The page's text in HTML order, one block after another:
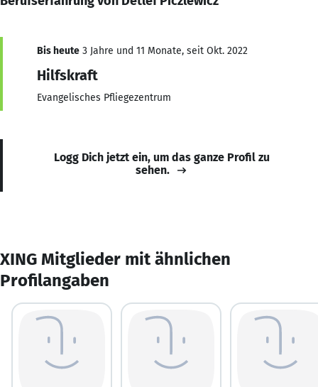
Bis heute 3 Jahre und 11 Monate, seit Okt. 2022
Hilfskraft
Evangelisches Pfliegezentrum
Logg Dich jetzt ein, um das ganze Profil zu
sehen.
XING Mitglieder mit ähnlichen
Profilangaben